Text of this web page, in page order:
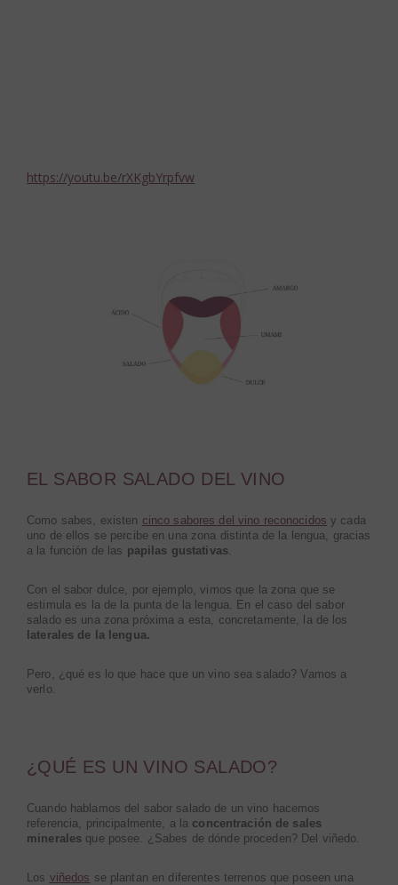
https://youtu.be/rXKgbYrpfvw
EL SABOR SALADO DEL VINO
Como sabes, existen cinco sabores del vino reconocidos y cada
uno de ellos se percibe en una zona distinta de la lengua, gracias
a la función de las papilas gustativas.
Con el sabor dulce, por ejemplo, vimos que la zona que se
estimula es la de la punta de la lengua. En el caso del sabor
salado es una zona próxima a esta, concretamente, la de los
laterales de la lengua.
Pero, ¿qué es lo que hace que un vino sea salado? Vamos a
verlo.
¿QUÉ ES UN VINO SALADO?
Cuando hablamos del sabor salado de un vino hacemos
referencia, principalmente, a la concentración de sales
minerales que posee. ¿Sabes de dónde proceden? Del viñedo.
Los viñedos se plantan en diferentes terrenos que poseen una